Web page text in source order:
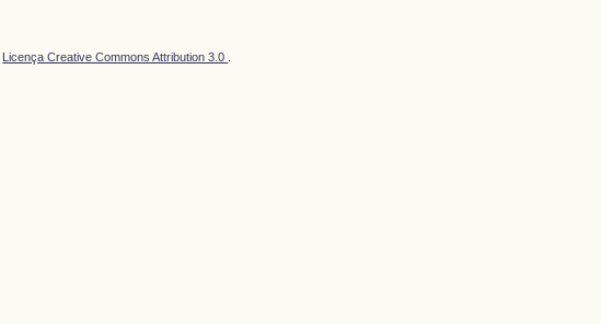
Licença Creative Commons Attribution 3.0